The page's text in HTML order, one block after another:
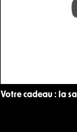
Votre cadeau : la